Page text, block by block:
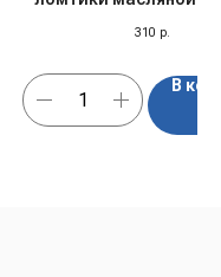
310 р.
В